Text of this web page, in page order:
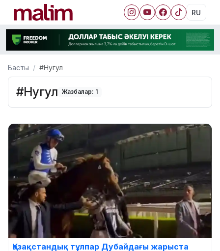
RU
Басты #Нугул
#Нугул Жазбалар: 1
Қазақстандық тұлпар Дубайдағы жарыста